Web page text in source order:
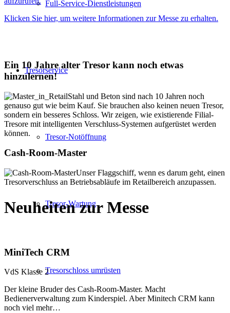
Full-Service-Dienstleistungen
Tresorservice
Tresor-Notöffnung
Tresor-Wartung
Tresorschloss umrüsten
Klicken Sie hier, um weitere Informationen zur Messe zu erhalten.
Ein 10 Jahre alter Tresor kann noch etwas
hinzulernen!
Stahl und Beton sind nach 10 Jahren noch
genauso gut wie beim Kauf. Sie brauchen also keinen neuen Tresor,
sondern ein besseres Schloss. Wir zeigen, wie existierende Filial-
Tresore mit intelligenten Verschluss-Systemen aufgerüstet werden
können.
Cash-Room-Master
Unser Flaggschiff, wenn es darum geht, einen
Tresorverschluss an Betriebsabläufe im Retailbereich anzupassen.
Neuheiten zur Messe
MiniTech CRM
VdS Klasse 2
Der kleine Bruder des Cash-Room-Master. Macht
Bedienerverwaltung zum Kinderspiel. Aber Minitech CRM kann
noch viel mehr…